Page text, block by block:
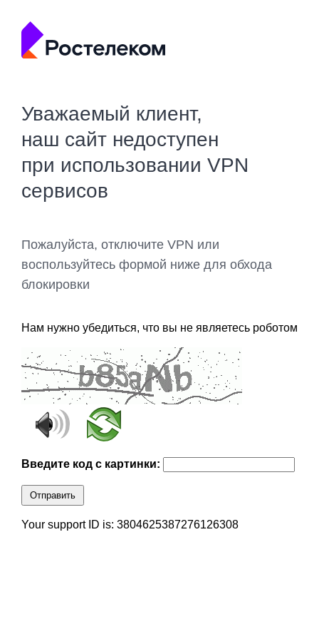
Уважаемый клиент,
наш сайт недоступен
при использовании VPN
сервисов
Пожалуйста, отключите VPN или
воспользуйтесь формой ниже для обхода
блокировки
Нам нужно убедиться, что вы не являетесь роботом
Введите код с картинки:
Отправить
Your support ID is: 3804625387276126308